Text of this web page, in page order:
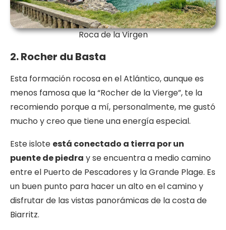
Roca de la Virgen
2. Rocher du Basta
Esta formación rocosa en el Atlántico, aunque es
menos famosa que la “Rocher de la Vierge”, te la
recomiendo porque a mí, personalmente, me gustó
mucho y creo que tiene una energía especial.
Este islote está conectado a tierra por un
puente de piedra y se encuentra a medio camino
entre el Puerto de Pescadores y la Grande Plage. Es
un buen punto para hacer un alto en el camino y
disfrutar de las vistas panorámicas de la costa de
Biarritz.